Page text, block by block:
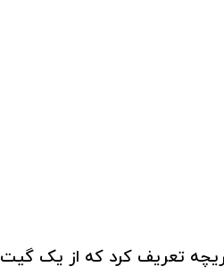
تعریف کرد که از یک